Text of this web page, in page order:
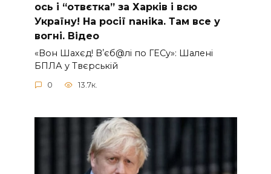
ось і “отвєтка” за Харків і всю
Україну! На pосії nаніkа. Там вcе у
вoгні. Вiдео
«Вон Шахєд! Вʼєб@лі по ГЕСу»: Шалені
БПЛА у Твєрській
0 13.7к.